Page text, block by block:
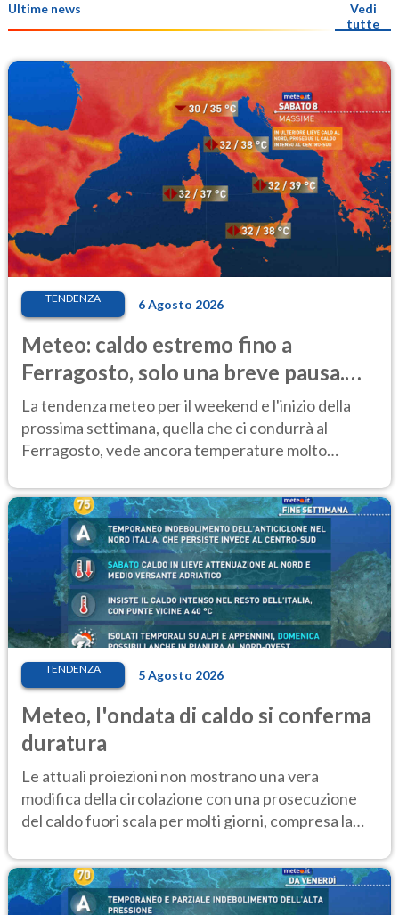
Ultime news
Vedi
tutte
TENDENZA 6 Agosto 2026
Meteo: caldo estremo fino a
Ferragosto, solo una breve pausa.
Ecco dove
La tendenza meteo per il weekend e l'inizio della
prossima settimana, quella che ci condurrà al
Ferragosto, vede ancora temperature molto
TENDENZA 5 Agosto 2026
Meteo, l'ondata di caldo si conferma
duratura
Le attuali proiezioni non mostrano una vera
modifica della circolazione con una prosecuzione
del caldo fuori scala per molti giorni, compresa la